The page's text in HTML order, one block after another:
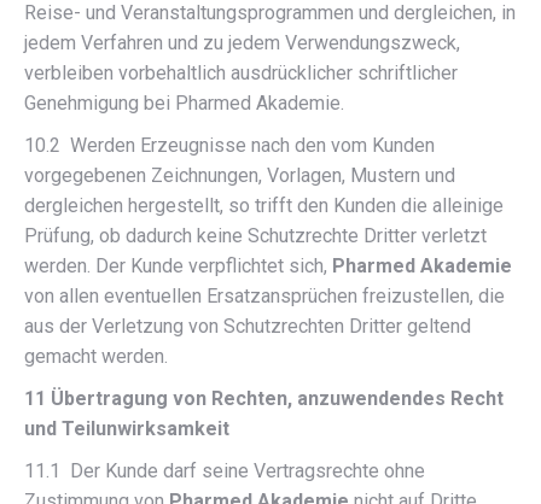
Reise- und Veranstaltungsprogrammen und dergleichen, in
jedem Verfahren und zu jedem Verwendungszweck,
verbleiben vorbehaltlich ausdrücklicher schriftlicher
Genehmigung bei Pharmed Akademie.
10.2 Werden Erzeugnisse nach den vom Kunden
vorgegebenen Zeichnungen, Vorlagen, Mustern und
dergleichen hergestellt, so trifft den Kunden die alleinige
Prüfung, ob dadurch keine Schutzrechte Dritter verletzt
werden. Der Kunde verpflichtet sich, Pharmed Akademie
von allen eventuellen Ersatzansprüchen freizustellen, die
aus der Verletzung von Schutzrechten Dritter geltend
gemacht werden.
11 Übertragung von Rechten, anzuwendendes Recht
und Teilunwirksamkeit
11.1 Der Kunde darf seine Vertragsrechte ohne